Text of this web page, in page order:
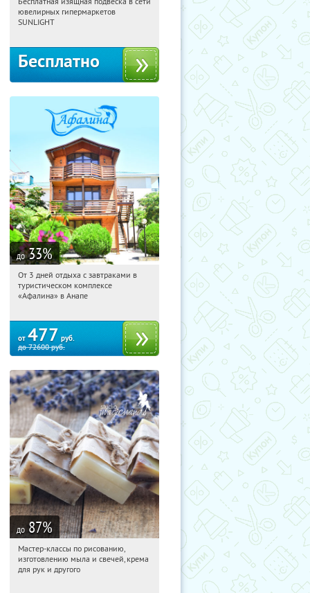
04:45:23 Получили:7877
Москва, Россия
ювелирных гипермаркетов
SUNLIGHT
Бесплатно
до 33%
04:45:23 Купили:
Краснодарский край, г. Анапа,
От 3 дней отдыха с завтраками в
туристическом комплексе
«Афалина» в Анапе
от 477 руб.
до72600руб.
до 87%
04:45:23 Купили:
Новослободская
Мастер-классы по рисованию,
изготовлению мыла и свечей, крема
для рук и другого